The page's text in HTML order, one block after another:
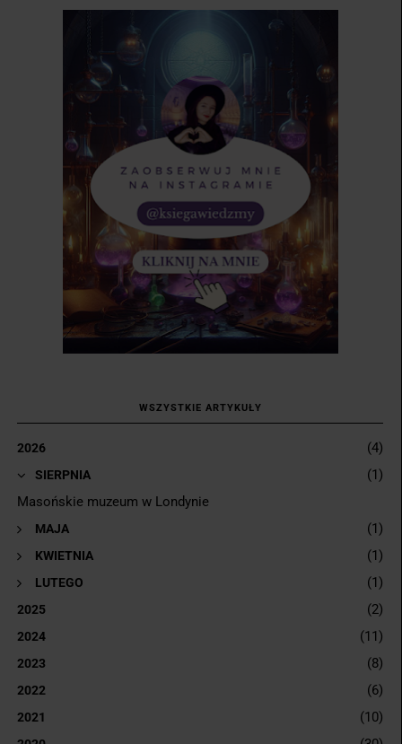
WSZYSTKIE ARTYKUŁY
2026 (4)
▼ SIERPNIA
(1)
Masońskie muzeum w Londynie
► MAJA (1)
► KWIETNIA (1)
► LUTEGO (1)
2025 (2)
2024 (11)
2023 (8)
2022 (6)
2021 (10)